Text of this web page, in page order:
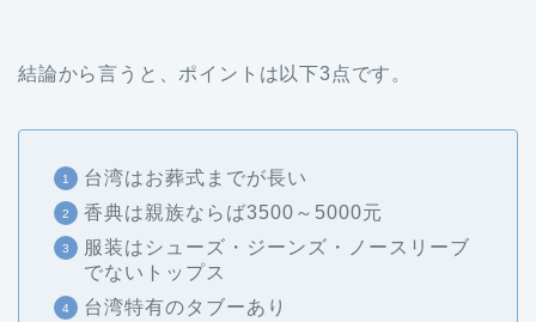
結論から言うと、ポイントは以下3点です。
台湾はお葬式までが長い
香典は親族ならば3500～5000元
服装はシューズ・ジーンズ・ノースリーブ
でないトップス
台湾特有のタブーあり